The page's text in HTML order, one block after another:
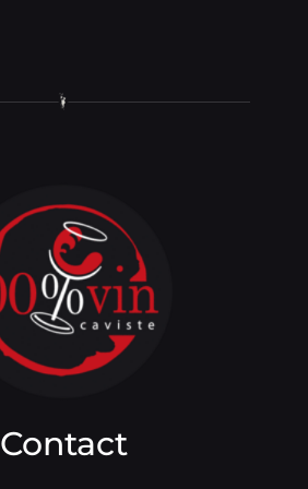
Contact